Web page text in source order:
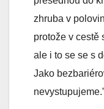
zhruba v
protože v cestě
ale i to se se s
Jako